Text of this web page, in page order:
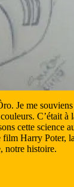
Je me
C’était
cette
Harry Poter,
notre histoire.